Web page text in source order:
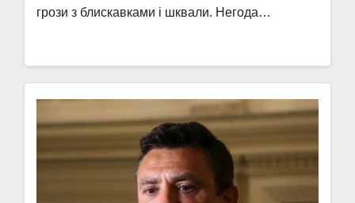
грози з блискавками і шквали. Негода…